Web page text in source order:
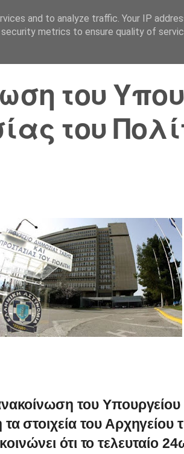
Αρχική Σελίδα
του
του
του Υπουργείου
στοιχεία του Αρχηγείου
ότι το τελευταίο
and to analyze traffic. Your IP
metrics to ensure quality of